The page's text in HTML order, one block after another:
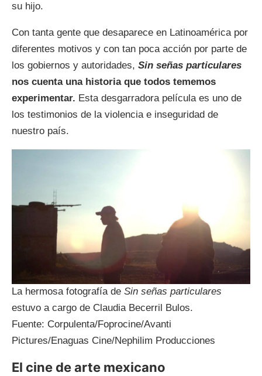
su hijo.
Con tanta gente que desaparece en Latinoamérica por
diferentes motivos y con tan poca acción por parte de
los gobiernos y autoridades, Sin señas particulares
nos cuenta una historia que todos tememos
experimentar. Esta desgarradora película es uno de
los testimonios de la violencia e inseguridad de
nuestro país.
La hermosa fotografía de Sin señas particulares
estuvo a cargo de Claudia Becerril Bulos.
Fuente: Corpulenta/Foprocine/Avanti
Pictures/Enaguas Cine/Nephilim Producciones
El cine de arte mexicano